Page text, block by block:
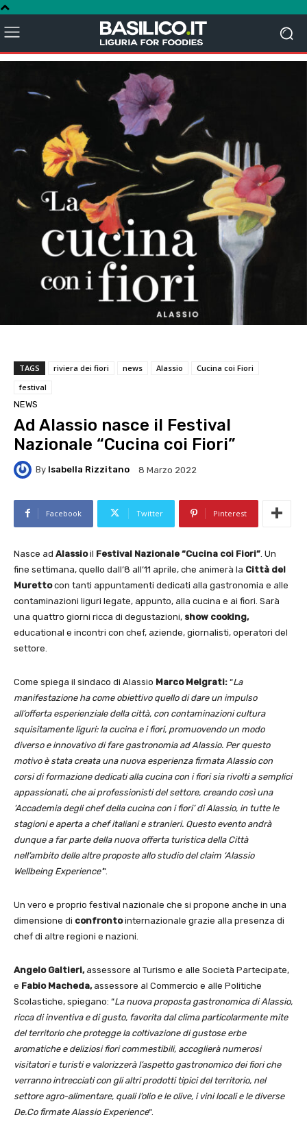
TAGS riviera dei fiori news Alassio
Cucina coi Fiori
festival
NEWS
Ad Alassio nasce il Festival
Nazionale “Cucina coi Fiori”
By Isabella Rizzitano 8 Marzo 2022
Facebook Twitter Pinterest
Nasce ad Alassioil Festival Nazionale “Cucina coi Fiori” . Un
fine settimana, quello dall’8 all’11 aprile, che animerà la Città del
Murettocon tanti appuntamenti dedicati alla gastronomia e alle
contaminazioni liguri legate, appunto, alla cucina e ai fiori. Sarà
una quattro giorni ricca di degustazioni, show cooking,
educational e incontri con chef, aziende, giornalisti, operatori del
settore.
Come spiega il sindaco di Alassio Marco Melgrati: “La
manifestazione ha come obiettivo quello di dare un impulso
all’offerta esperienziale della città, con contaminazioni cultura
squisitamente liguri: la cucina e i fiori, promuovendo un modo
diverso e innovativo di fare gastronomia ad Alassio. Per questo
motivo è stata creata una nuova esperienza firmata Alassio con
corsi di formazione dedicati alla cucina con i fiori sia rivolti a semplici
appassionati, che ai professionisti del settore, creando così una
‘Accademia degli chef della cucina con i fiori’ di Alassio, in tutte le
stagioni e aperta a chef italiani e stranieri. Questo evento andrà
dunque a far parte della nuova offerta turistica della Città
nell’ambito delle altre proposte allo studio del claim ‘Alassio
Wellbeing Experience’“.
Un vero e proprio festival nazionale che si propone anche in una
dimensione di confrontointernazionale grazie alla presenza di
chef di altre regioni e nazioni.
Angelo Galtieri,assessore al Turismo e alle Società Partecipate,
e Fabio Macheda,assessore al Commercio e alle Politiche
Scolastiche, spiegano: “La nuova proposta gastronomica di Alassio,
ricca di inventiva e di gusto, favorita dal clima particolarmente mite
del territorio che protegge la coltivazione di gustose erbe
aromatiche e deliziosi fiori commestibili, accoglierà numerosi
visitatori e turisti e valorizzerà l’aspetto gastronomico dei fiori che
verranno intrecciati con gli altri prodotti tipici del territorio, nel
settore agro-alimentare, quali l’olio e le olive, i vini locali e le diverse
De.Co firmate Alassio Experience“.